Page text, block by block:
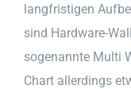
langfristigen
sind Hardware-
sogenannte Multi
Chart allerdings